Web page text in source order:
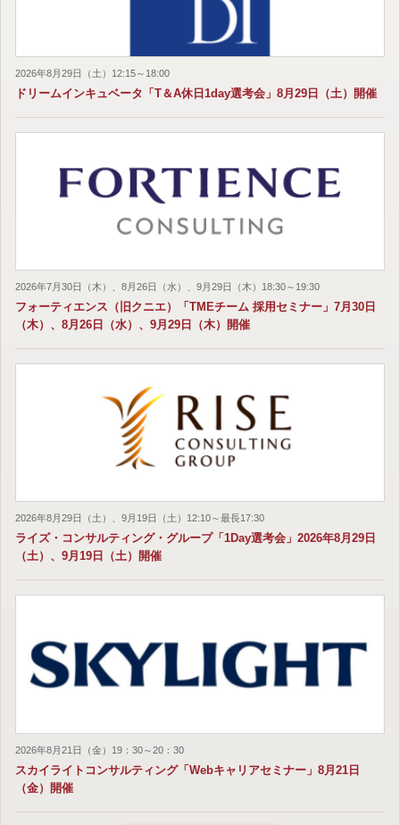
2026年8月29日（土）12:15～18:00
ドリームインキュベータ「T＆A休日1day選考会」8月29日（土）開催
2026年7月30日（木）、8月26日（水）、9月29日（木）18:30～19:30
フォーティエンス（旧クニエ）「TMEチーム 採用セミナー」7月30日
（木）、8月26日（水）、9月29日（木）開催
2026年8月29日（土）、9月19日（土）12:10～最長17:30
ライズ・コンサルティング・グループ「1Day選考会」2026年8月29日
（土）、9月19日（土）開催
2026年8月21日（金）19：30～20：30
スカイライトコンサルティング「Webキャリアセミナー」8月21日
（金）開催